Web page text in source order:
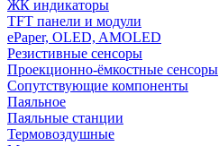
ЖК индикаторы
TFT панели и модули
ePaper, OLED, AMOLED
Резистивные сенсоры
Проекционно-ёмкостные сенсоры
Сопутствующие компоненты
Паяльное
Паяльные станции
Термовоздушные